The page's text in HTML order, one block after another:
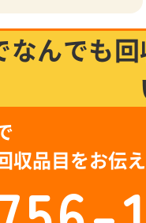
んでも回
収品目をお伝